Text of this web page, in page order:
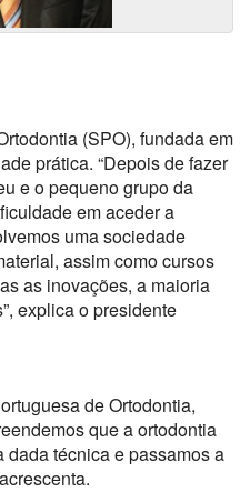
(SPO), fundada em
prática. “Depois de fazer
e o pequeno grupo da
em aceder a
uma sociedade
assim como cursos
as inovações, a maioria
explica o presidente
de Ortodontia,
que a ortodontia
dada técnica e passamos a